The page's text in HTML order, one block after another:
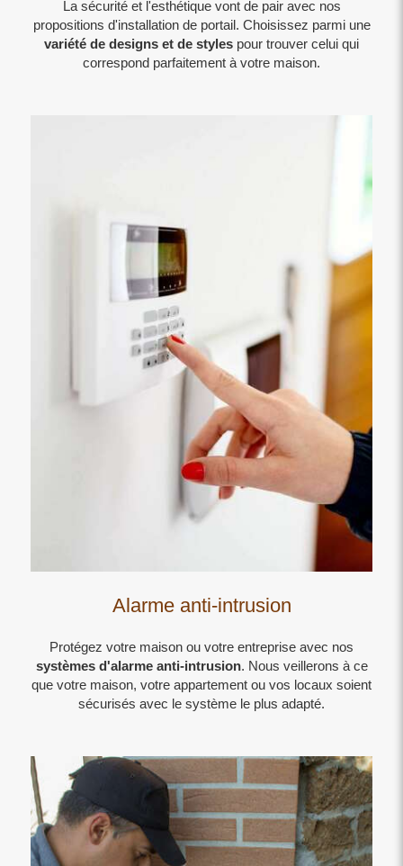
La sécurité et l'esthétique vont de pair avec nos
propositions d'installation de portail. Choisissez parmi une
variété de designs et de styles pour trouver celui qui
correspond parfaitement à votre maison.
Alarme anti-intrusion
Protégez votre maison ou votre entreprise avec nos
systèmes d'alarme anti-intrusion. Nous veillerons à ce
que votre maison, votre appartement ou vos locaux soient
sécurisés avec le système le plus adapté.